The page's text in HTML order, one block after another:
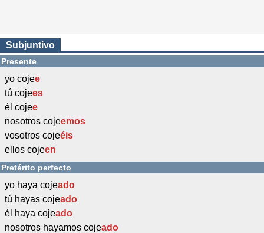
Subjuntivo
Presente
yo cojee
tú cojees
él cojee
nosotros cojeemos
vosotros cojeéis
ellos cojeen
Pretérito perfecto
yo haya cojeado
tú hayas cojeado
él haya cojeado
nosotros hayamos cojeado